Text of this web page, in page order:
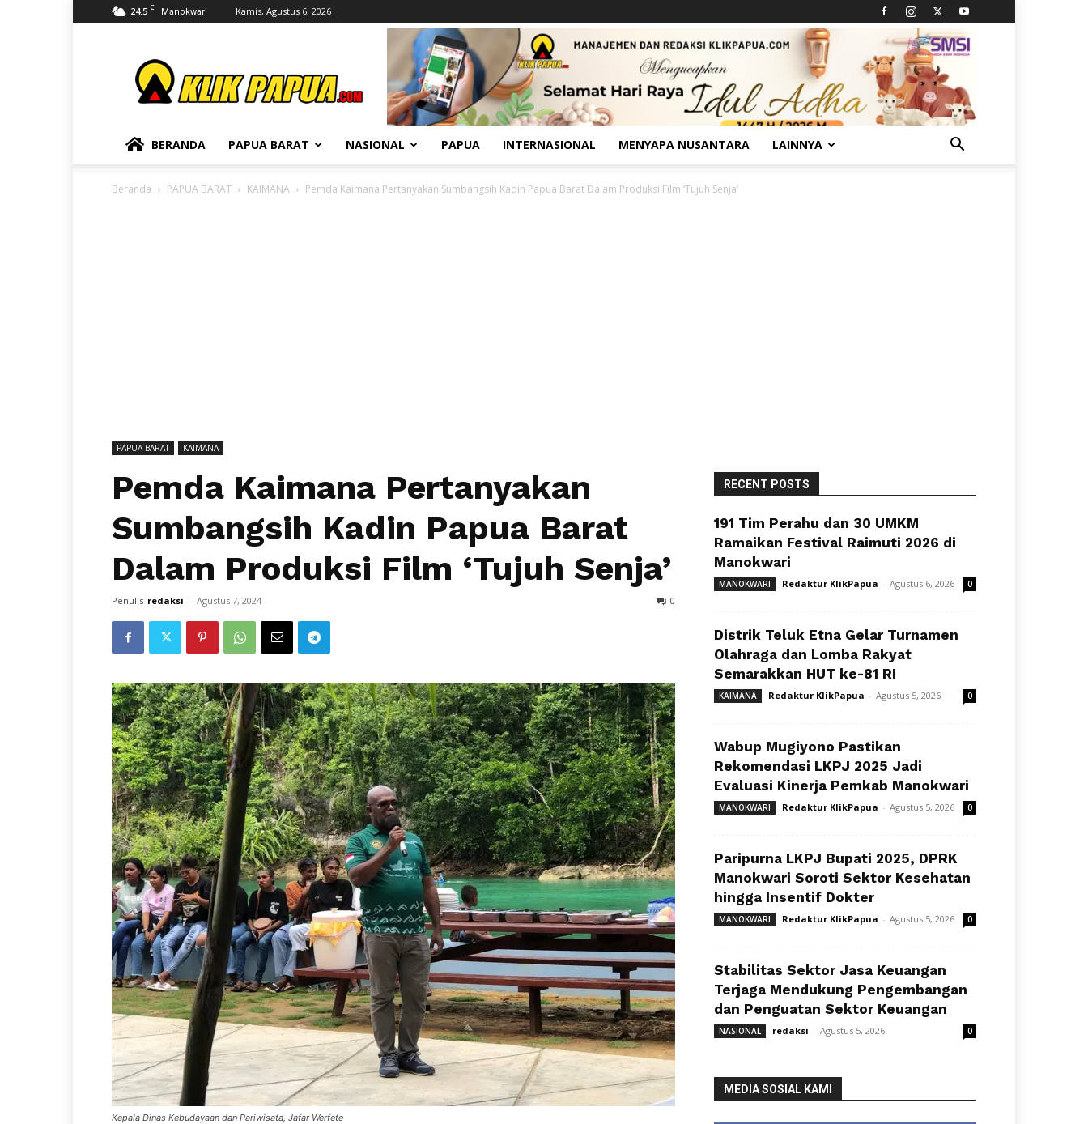
24.5 C Manokwari Kamis, Agustus 6, 2026
BERANDA PAPUA BARAT NASIONAL PAPUA INTERNASIONAL MENYAPA NUSANTARA LAINNYA
Beranda PAPUA BARAT KAIMANA Pemda Kaimana Pertanyakan Sumbangsih Kadin Papua Barat Dalam Produksi Film ‘Tujuh Senja’
PAPUA BARAT KAIMANA
Pemda Kaimana Pertanyakan
Sumbangsih Kadin Papua Barat
Dalam Produksi Film ‘Tujuh Senja’
Penulis redaksi - Agustus 7, 2024 0
Kepala Dinas Kebudayaan dan Pariwisata, Jafar Werfete
RECENT POSTS
191 Tim Perahu dan 30 UMKM
Ramaikan Festival Raimuti 2026 di
Manokwari
MANOKWARI Redaktur KlikPapua - Agustus 6, 2026 0
Distrik Teluk Etna Gelar Turnamen
Olahraga dan Lomba Rakyat
Semarakkan HUT ke-81 RI
KAIMANA Redaktur KlikPapua - Agustus 5, 2026 0
Wabup Mugiyono Pastikan
Rekomendasi LKPJ 2025 Jadi
Evaluasi Kinerja Pemkab Manokwari
MANOKWARI Redaktur KlikPapua - Agustus 5, 2026 0
Paripurna LKPJ Bupati 2025, DPRK
Manokwari Soroti Sektor Kesehatan
hingga Insentif Dokter
MANOKWARI Redaktur KlikPapua - Agustus 5, 2026 0
Stabilitas Sektor Jasa Keuangan
Terjaga Mendukung Pengembangan
dan Penguatan Sektor Keuangan
NASIONAL redaksi - Agustus 5, 2026 0
MEDIA SOSIAL KAMI